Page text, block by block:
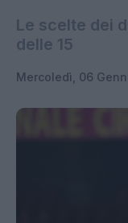
Le scelte dei
delle 15
Mercoledì, 06